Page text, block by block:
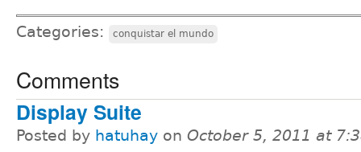
Categories: conquistar el mundo
Comments
Display Suite
Posted by hatuhay on October 5, 2011 at